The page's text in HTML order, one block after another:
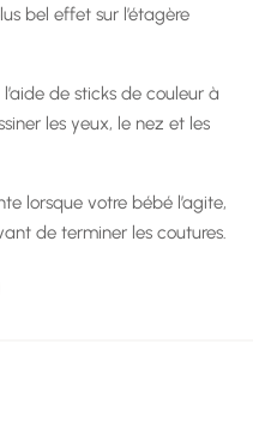
bel effet sur l’étagère
de sticks de couleur à
les yeux, le nez et les
lorsque votre bébé l’agite,
de terminer les coutures.